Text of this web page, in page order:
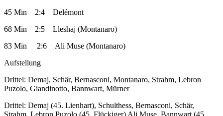
45 Min 2:4
Delémont
68 Min 2:5
Lleshaj (Montanaro)
83 Min 2:6 Ali Muse (Montanaro)
Aufstellung
Drittel: Demaj, Schär, Bernasconi, Montanaro, Strahm, Lebron
Puzolo, Giandinotto, Bannwart, Mürner
Drittel: Demaj (45. Lienhart), Schulthess, Bernasconi, Schär,
Strahm, Lebron Puzolo (45. Flückiger) Ali Muse, Bannwart (45.